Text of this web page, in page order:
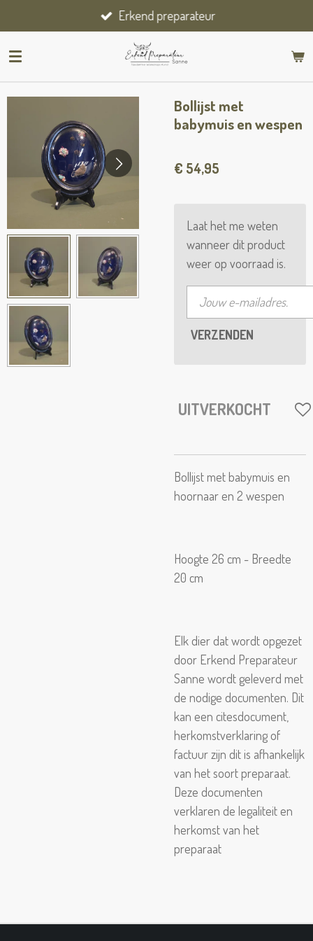
direct
naar
Erkend preparateur
Bollijst met
babymuis en wespen
€ 54,95
Laat het me weten
wanneer dit product
weer op voorraad is.
VERZENDEN
UITVERKOCHT
Bollijst met babymuis en
hoornaar en 2 wespen
Hoogte 26 cm - Breedte
20 cm
Elk dier dat wordt opgezet
door Erkend Preparateur
Sanne wordt geleverd met
de nodige documenten. Dit
kan een citesdocument,
herkomstverklaring of
factuur zijn dit is afhankelijk
van het soort preparaat.
Deze documenten
verklaren de legaliteit en
herkomst van het
preparaat